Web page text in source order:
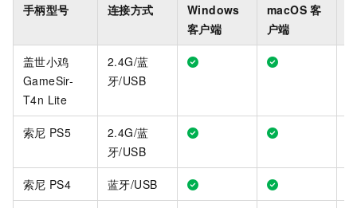
手柄型号 连接方式
Windows
客户端
macOS 客
户端
盖世小鸡
GameSir-
T4n Lite
2.4G/蓝
牙/USB
索尼 PS5
2.4G/蓝
牙/USB
索尼 PS4 蓝牙/USB